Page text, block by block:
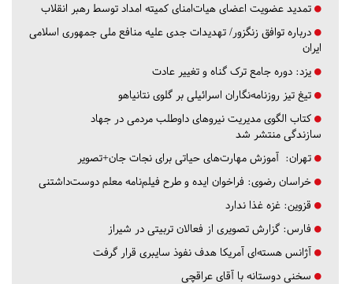
تمدید عضویت اعضای هیات‌امنای کمیته امداد توسط رهبر انقلاب
درباره توافق زنگزور/ تهدیدات جدی علیه منافع ملی جمهوری اسلامی
ایران
یزد: دوره جامع ترک گناه و تغییر عادت
تیغ تیز روزنامه‌نگاران اسرائیلی بر گلوی نتانیاهو
کتاب الگوی مدیریت نیروهای داوطلب مردمی در جهاد
سازندگی منتشر شد
تهران: آموزش مهارت‌های حیاتی برای نجات جان+تصویر
خراسان رضوی: فراخوان ایده و طرح فیلم‌نامه معلم دوست‌داشتنی
قزوین: غزه غذا ندارد
فارس: گزارش تصویری از فعالان تربیتی در شیراز
آژانس هسته‌ای آمریکا هدف نفوذ سایبری قرار گرفت
سخنی دوستانه با آقای عراقچی